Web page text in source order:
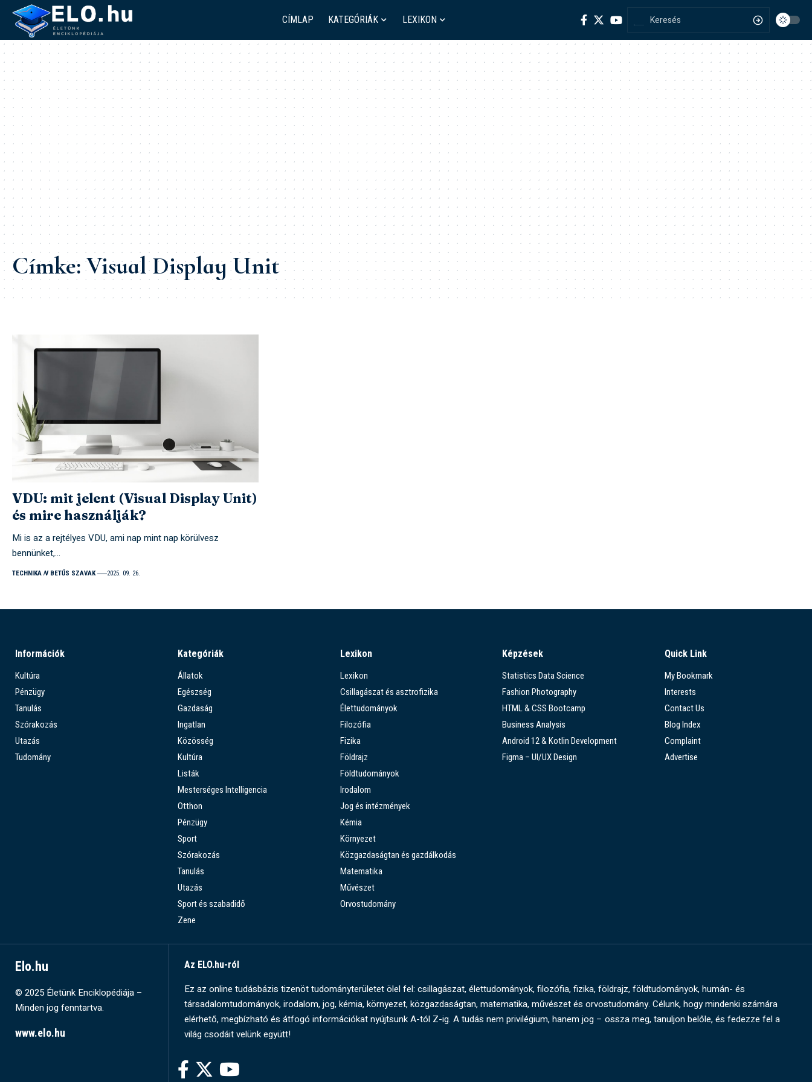
CÍMLAP KATEGÓRIÁK LEXIKON
Címke:Visual Display Unit
VDU: mit jelent (Visual Display Unit)
és mire használják?
Mi is az a rejtélyes VDU, ami nap mint nap körülvesz
bennünket,…
TECHNIKA V BETŰS SZAVAK 2025. 09. 26.
Információk
Kultúra
Pénzügy
Tanulás
Szórakozás
Utazás
Tudomány
Kategóriák
Állatok
Egészség
Gazdaság
Ingatlan
Közösség
Kultúra
Listák
Mesterséges Intelligencia
Otthon
Pénzügy
Sport
Szórakozás
Tanulás
Utazás
Sport és szabadidő
Zene
Lexikon
Lexikon
Csillagászat és asztrofizika
Élettudományok
Filozófia
Fizika
Földrajz
Földtudományok
Irodalom
Jog és intézmények
Kémia
Környezet
Közgazdaságtan és gazdálkodás
Matematika
Művészet
Orvostudomány
Képzések
Statistics Data Science
Fashion Photography
HTML & CSS Bootcamp
Business Analysis
Android 12 & Kotlin Development
Figma – UI/UX Design
Quick Link
My Bookmark
Interests
Contact Us
Blog Index
Complaint
Advertise
Elo.hu
© 2025 Életünk Enciklopédiája –
Minden jog fenntartva.
www.elo.hu
Az ELO.hu-ról
Ez az online tudásbázis tizenöt tudományterületet ölel fel: csillagászat, élettudományok, filozófia, fizika, földrajz, földtudományok, humán- és
társadalomtudományok, irodalom, jog, kémia, környezet, közgazdaságtan, matematika, művészet és orvostudomány. Célunk, hogy mindenki számára
elérhető, megbízható és átfogó információkat nyújtsunk A-tól Z-ig. A tudás nem privilégium, hanem jog – ossza meg, tanuljon belőle, és fedezze fel a
világ csodáit velünk együtt!